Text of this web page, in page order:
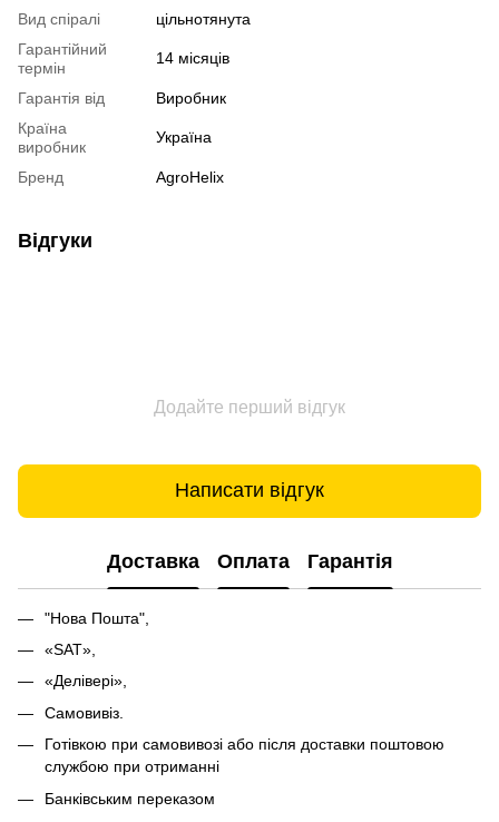
Вид спіралі
цільнотянута
Гарантійний
термін
14 місяців
Гарантія від
Виробник
Країна
виробник
Україна
Бренд AgroHelix
Відгуки
Додайте перший відгук
Написати відгук
Доставка Оплата Гарантія
"Нова Пошта",
«SAT»,
«Делівері»,
Самовивіз.
Готівкою при самовивозі або після доставки поштовою
службою при отриманні
Банківським переказом